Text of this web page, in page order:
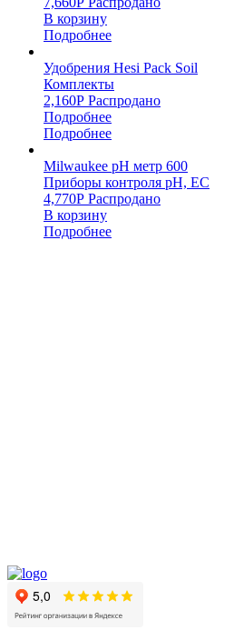
В корзину
Подробнее
Удобрения Hesi Pack Soil
Комплекты
2,160Р Распродано
Подробнее
Подробнее
Milwaukee pH метр 600
Приборы контроля pH, EC
4,770Р Распродано
В корзину
Подробнее